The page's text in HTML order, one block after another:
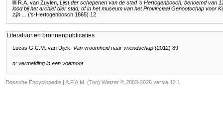
R.A. van Zuylen, Lijst der schepenen van de stad 's Hertogenbosch, benoemd van
lood bij het archief dier stad, of in het museum van het Provinciaal Genootschap voor
zijn ...
('s-Hertogenbosch 1865) 12
Literatuur en bronnenpublicaties
Lucas G.C.M. van Dijck, Van vroomheid naar vriendschap (2012) 89
n: vermelding in een voetnoot
Bossche Encyclopedie | A.F.A.M. (Ton) Wetzer © 2003-2026 versie 12.1